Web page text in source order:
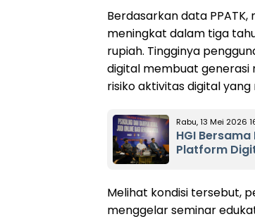
Berdasarkan data
meningkat dalam tiga
rupiah. Tingginya
digital membuat generasi
risiko aktivitas digital yang
Rabu, 13 Mei 2026
HGI
Platform
Melihat kondisi tersebut,
menggelar seminar